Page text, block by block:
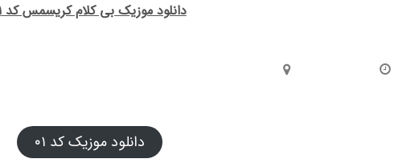
دانلود موزیک بی کلام کریسمس کد ۰۱
دانلود موزیک کد ۰۱